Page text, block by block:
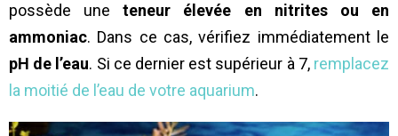
possède une teneur élevée en nitrites ou en
ammoniac. Dans ce cas, vérifiez immédiatement le
pH de l’eau. Si ce dernier est supérieur à 7, remplacez
la moitié de l’eau de votre aquarium.